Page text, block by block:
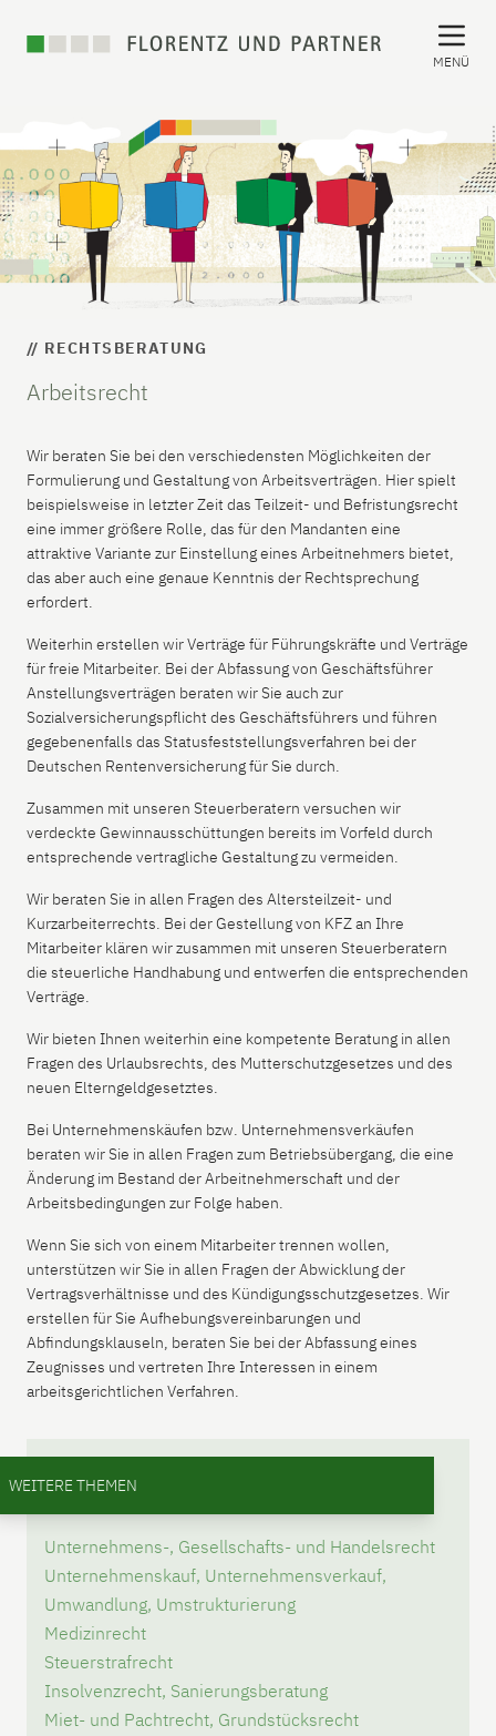
MENÜ
// RECHTSBERATUNG
Arbeitsrecht
Wir beraten Sie bei den verschiedensten Möglichkeiten der
Formulierung und Gestaltung von Arbeitsverträgen. Hier spielt
beispielsweise in letzter Zeit das Teilzeit- und Befristungsrecht
eine immer größere Rolle, das für den Mandanten eine
attraktive Variante zur Einstellung eines Arbeitnehmers bietet,
das aber auch eine genaue Kenntnis der Rechtsprechung
erfordert.
Weiterhin erstellen wir Verträge für Führungskräfte und Verträge
für freie Mitarbeiter. Bei der Abfassung von Geschäftsführer
Anstellungsverträgen beraten wir Sie auch zur
Sozialversicherungspflicht des Geschäftsführers und führen
gegebenenfalls das Statusfeststellungsverfahren bei der
Deutschen Rentenversicherung für Sie durch.
Zusammen mit unseren Steuerberatern versuchen wir
verdeckte Gewinnausschüttungen bereits im Vorfeld durch
entsprechende vertragliche Gestaltung zu vermeiden.
Wir beraten Sie in allen Fragen des Altersteilzeit- und
Kurzarbeiterrechts. Bei der Gestellung von KFZ an Ihre
Mitarbeiter klären wir zusammen mit unseren Steuerberatern
die steuerliche Handhabung und entwerfen die entsprechenden
Verträge.
Wir bieten Ihnen weiterhin eine kompetente Beratung in allen
Fragen des Urlaubsrechts, des Mutterschutzgesetzes und des
neuen Elterngeldgesetztes.
Bei Unternehmenskäufen bzw. Unternehmensverkäufen
beraten wir Sie in allen Fragen zum Betriebsübergang, die eine
Änderung im Bestand der Arbeitnehmerschaft und der
Arbeitsbedingungen zur Folge haben.
Wenn Sie sich von einem Mitarbeiter trennen wollen,
unterstützen wir Sie in allen Fragen der Abwicklung der
Vertragsverhältnisse und des Kündigungsschutzgesetzes. Wir
erstellen für Sie Aufhebungsvereinbarungen und
Abfindungsklauseln, beraten Sie bei der Abfassung eines
Zeugnisses und vertreten Ihre Interessen in einem
arbeitsgerichtlichen Verfahren.
WEITERE THEMEN
Unternehmens-, Gesellschafts- und Handelsrecht
Unternehmenskauf, Unternehmensverkauf,
Umwandlung, Umstrukturierung
Medizinrecht
Steuerstrafrecht
Insolvenzrecht, Sanierungsberatung
Miet- und Pachtrecht, Grundstücksrecht